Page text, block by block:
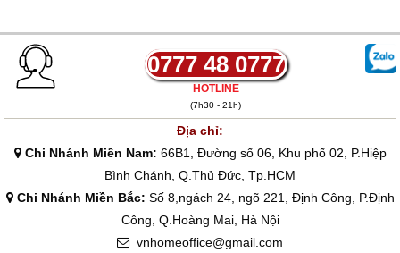
0777 48 0777
HOTLINE
(7h30 - 21h)
Địa chỉ:
Chi Nhánh Miền Nam: 66B1, Đường số 06, Khu phố 02, P.Hiệp
Bình Chánh, Q.Thủ Đức, Tp.HCM
Chi Nhánh Miền Bắc: Số 8,ngách 24, ngõ 221, Định Công, P.Định
Công, Q.Hoàng Mai, Hà Nội
vnhomeoffice@gmail.com